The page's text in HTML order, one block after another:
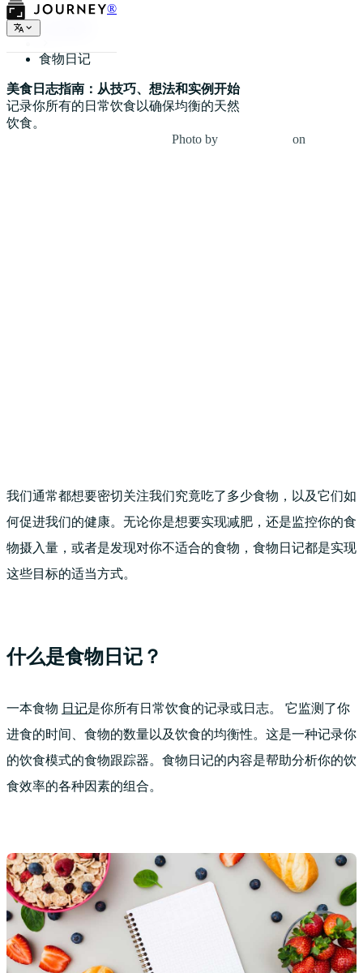
®
食物日记
美食日志指南：从技巧、想法和实例开始
记录你所有的日常饮食以确保均衡的天然
饮食。
Photo by
on
我们通常都想要密切关注我们究竟吃了多少食物，以及它们如
何促进我们的健康。无论你是想要实现减肥，还是监控你的食
物摄入量，或者是发现对你不适合的食物，食物日记都是实现
这些目标的适当方式。
什么是食物日记？
一本食物 日记是你所有日常饮食的记录或日志。 它监测了你
进食的时间、食物的数量以及饮食的均衡性。这是一种记录你
的饮食模式的食物跟踪器。食物日记的内容是帮助分析你的饮
食效率的各种因素的组合。